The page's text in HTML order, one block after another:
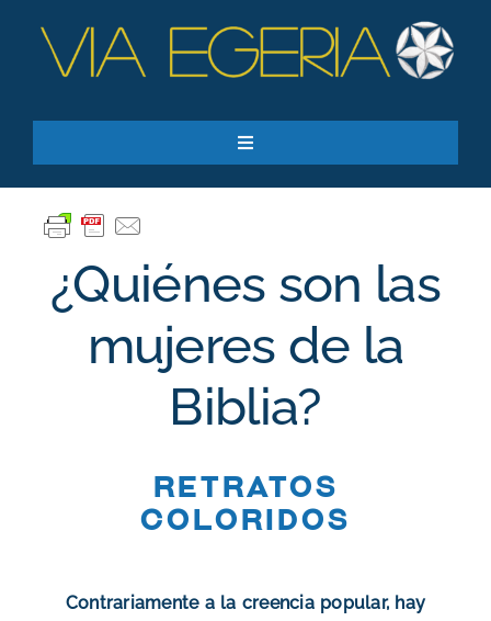
content
Toggle
Recursos
Quiero apoyar
SEARCH
FOR:
Suscríbase a nuestro boletín
¿Quiénes son las
mujeres de la
Biblia?
Retratos
coloridos
Contrariamente a la creencia popular, hay